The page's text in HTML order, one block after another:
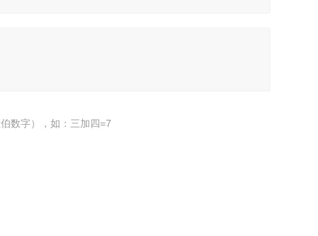
数字），如：三加四=7